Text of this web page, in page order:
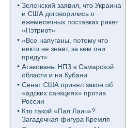
Зеленский заявил, что Украина
и США договорились о
ежемесячных поставках ракет
«Пэтриот»
«Все напуганы, потому что
никто не знает, за кем они
придут»
Атакованы НПЗ в Самарской
области и на Кубани
Сенат США принял закон об
«адских санкциях» против
России
Кто такой «Пал Лаич»?
Загадочная фигура Кремля